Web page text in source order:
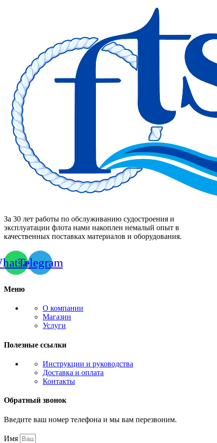
За 30 лет работы по обслуживанию судостроения и
эксплуатации флота нами накоплен немалый опыт в
качественных поставках материалов и оборудования.
Telegram
Меню
О компании
Магазин
Услуги
Полезные ссылки
Инструкции и руководства
Доставка и оплата
Контакты
Обратный звонок
Введите ваш номер телефона и мы вам перезвоним.
Имя